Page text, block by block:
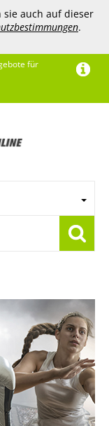
sie auch auf dieser
.
für